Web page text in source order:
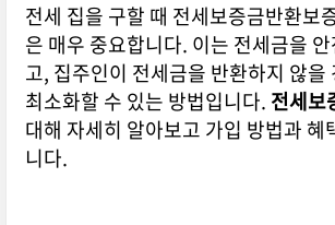
전세 집을 구할 때 전세보증금반환보
은 매우 중요합니다. 이는 전세금을
고, 집주인이 전세금을 반환하지 않을
최소화할 수 있는 방법입니다. 전세보
대해 자세히 알아보고 가입 방법과 혜
니다.